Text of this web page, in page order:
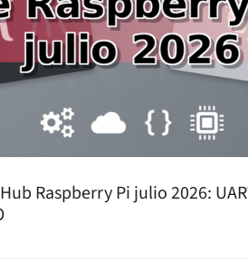
Raspberry Pi julio 2026: